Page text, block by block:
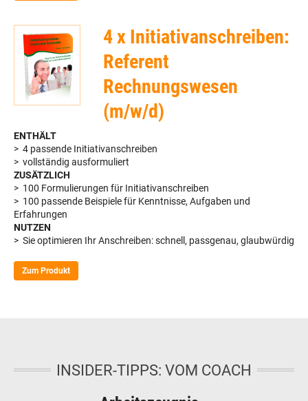
4 x Initiativanschreiben:
Referent
Rechnungswesen
(m/w/d)
ENTHÄLT
> 4 passende Initiativanschreiben
> vollständig ausformuliert
ZUSÄTZLICH
> 100 Formulierungen für Initiativanschreiben
> 100 passende Beispiele für Kenntnisse, Aufgaben und
Erfahrungen
NUTZEN
> Sie optimieren Ihr Anschreiben: schnell, passgenau, glaubwürdig
Zum Produkt
INSIDER-TIPPS: VOM COACH